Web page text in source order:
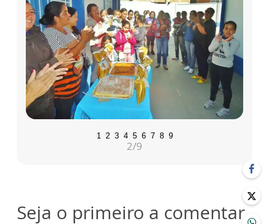
1 2 3 4 5 6 7 8 9
2/9
Seja o primeiro a comentar